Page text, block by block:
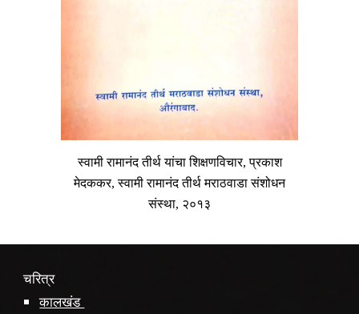
स्वामी रामानंद तीर्थ यांचा शिक्षणविचार, प्रकाश
मेदककर, स्वामी रामानंद तीर्थ मराठवाडा संशोधन
संस्था, २०१३
चरित्र
कालखंड